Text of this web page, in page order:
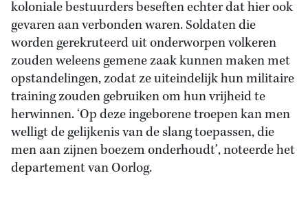
koloniale bestuurders beseften echter dat hier ook
gevaren aan verbonden waren. Soldaten die
worden gerekruteerd uit onderworpen volkeren
zouden weleens gemene zaak kunnen maken met
opstandelingen, zodat ze uiteindelijk hun militaire
training zouden gebruiken om hun vrijheid te
herwinnen. ‘Op deze ingeborene troepen kan men
welligt de gelijkenis van de slang toepassen, die
men aan zijnen boezem onderhoudt’, noteerde het
departement van Oorlog.